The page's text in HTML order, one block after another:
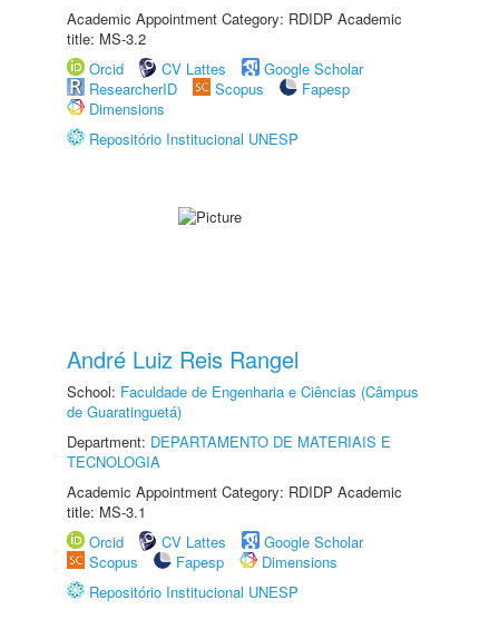
Academic Appointment Category: RDIDP Academic
title: MS-3.2
Orcid
CV Lattes
Google Scholar
ResearcherID
Scopus
Fapesp
Dimensions
Repositório Institucional UNESP
André Luiz Reis Rangel
School: Faculdade de Engenharia e Ciências (Câmpus
de Guaratinguetá)
Department: DEPARTAMENTO DE MATERIAIS E
TECNOLOGIA
Academic Appointment Category: RDIDP Academic
title: MS-3.1
Orcid
CV Lattes
Google Scholar
Scopus
Fapesp
Dimensions
Repositório Institucional UNESP